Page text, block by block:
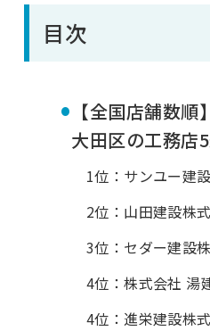
目次
• 【全国店舗数
大田区の工務店
1位：サンユー建
2位：山田建設株
3位：セダー建設
4位：株式会社 湯
4位：進栄建設株